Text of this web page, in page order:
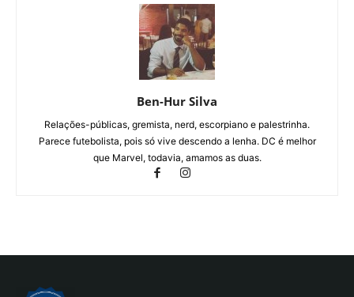
Ben-Hur Silva
Relações-públicas, gremista, nerd, escorpiano e palestrinha.
Parece futebolista, pois só vive descendo a lenha. DC é melhor
que Marvel, todavia, amamos as duas.